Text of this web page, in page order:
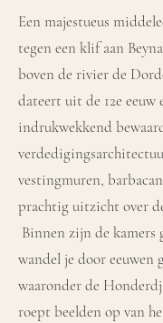
Een majestueus
tegen een klif aan
boven de rivier de
dateert uit de 12e eeuw
indrukwekkend
vestingmuren,
prachtig uitzicht over
Binnen zijn de kamers
wandel je door eeuwen
waaronder de
roept beelden op van